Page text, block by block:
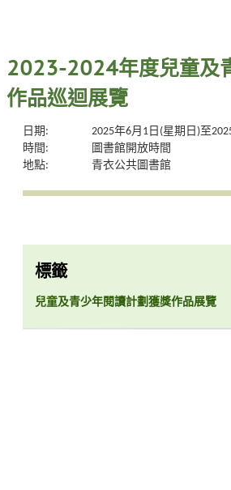
2023-2024年度兒童及
作品巡迴展覽
日期:
2025年6月1日(星期日)至
時間:
圖書館開放時間
地點:
青衣公共圖書館
標籤
兒童及青少年閱讀計劃獲獎作品展覽